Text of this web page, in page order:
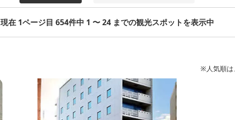
現在 1ページ目 654件中 1 〜 24 までの観光スポットを表示中
※人気順は